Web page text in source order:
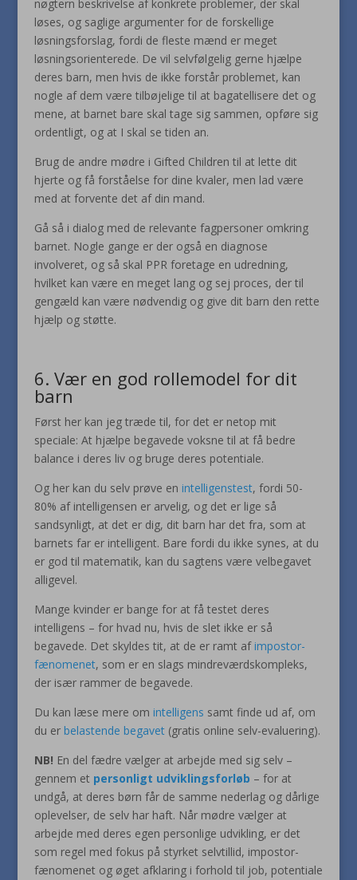
nøgtern beskrivelse af konkrete problemer, der skal
løses, og saglige argumenter for de forskellige
løsningsforslag, fordi de fleste mænd er meget
løsningsorienterede. De vil selvfølgelig gerne hjælpe
deres barn, men hvis de ikke forstår problemet, kan
nogle af dem være tilbøjelige til at bagatellisere det og
mene, at barnet bare skal tage sig sammen, opføre sig
ordentligt, og at I skal se tiden an.
Brug de andre mødre i Gifted Children til at lette dit
hjerte og få forståelse for dine kvaler, men lad være
med at forvente det af din mand.
Gå så i dialog med de relevante fagpersoner omkring
barnet. Nogle gange er der også en diagnose
involveret, og så skal PPR foretage en udredning,
hvilket kan være en meget lang og sej proces, der til
gengæld kan være nødvendig og give dit barn den rette
hjælp og støtte.
6. Vær en god rollemodel for dit
barn
Først her kan jeg træde til, for det er netop mit
speciale: At hjælpe begavede voksne til at få bedre
balance i deres liv og bruge deres potentiale.
Og her kan du selv prøve en intelligenstest, fordi 50-
80% af intelligensen er arvelig, og det er lige så
sandsynligt, at det er dig, dit barn har det fra, som at
barnets far er intelligent. Bare fordi du ikke synes, at du
er god til matematik, kan du sagtens være velbegavet
alligevel.
Mange kvinder er bange for at få testet deres
intelligens – for hvad nu, hvis de slet ikke er så
begavede. Det skyldes tit, at de er ramt afimpostor-
fænomenet, som er en slags mindreværdskompleks,
der især rammer de begavede.
Du kan læse mere om intelligens samt finde ud af, om
du er belastende begavet(gratis online selv-evaluering).
NB! En del fædre vælger at arbejde med sig selv –
gennem et personligt udviklingsforløb – for at
undgå, at deres børn får de samme nederlag og dårlige
oplevelser, de selv har haft. Når mødre vælger at
arbejde med deres egen personlige udvikling, er det
som regel med fokus på styrket selvtillid, impostor-
fænomenet og øget afklaring i forhold til job, potentiale